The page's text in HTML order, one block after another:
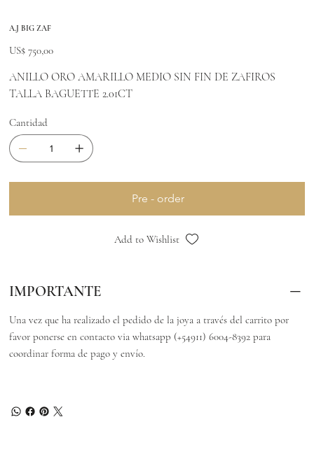
A.J BIG ZAF
US$ 750,00
ANILLO ORO AMARILLO MEDIO SIN FIN DE ZAFIROS
TALLA BAGUETTE 2.01CT
Cantidad
Pre - order
Add to Wishlist
IMPORTANTE
Una vez que ha realizado el pedido de la joya a través del carrito por
favor ponerse en contacto via whatsapp (+54911) 6004-8392 para
coordinar forma de pago y envío.